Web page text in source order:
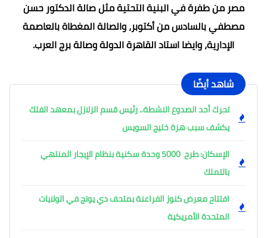
مصر من طفرة في البنية التحتية مثل صالة الدكتور حسن
مصطفي بالسادس من أكتوبر، والصالة المغطاة بالعاصمة
الإدارية، وايضا استاد القاهرة الدولة وصالة برج العرب.
شاهد أيضًا
تحرك أحد الصدوع النشطة.. رئيس قسم الزلازل بمعهد الفلك
يكشف سبب هزة خليج السويس
الإسكان: طرح 5000 وحدة سكنية بنظام الإيجار المنتهي
بالتملك
افتتاح معرض كنوز الفراعنة بمتحف دي يونج في الولايات
المتحدة الأمريكية